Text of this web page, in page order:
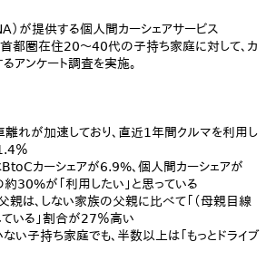
）が提供する個人間カーシェアサービス
、首都圏在住20～40代の子持ち家庭に対して、カ
アンケート調査を実施。
離れが加速しており、直近1年間クルマを利用し
％
BtoCカーシェアが6.9%、個人間カーシェアが
30%が「利用したい」と思っている
親は、しない家族の父親に比べて「（母親目線
ている」割合が27％高い
ない子持ち家庭でも、半数以上は「もっとドライブ